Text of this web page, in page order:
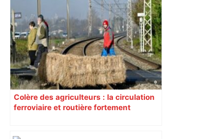
Colère des agriculteurs : la circulation
ferroviaire et routière fortement